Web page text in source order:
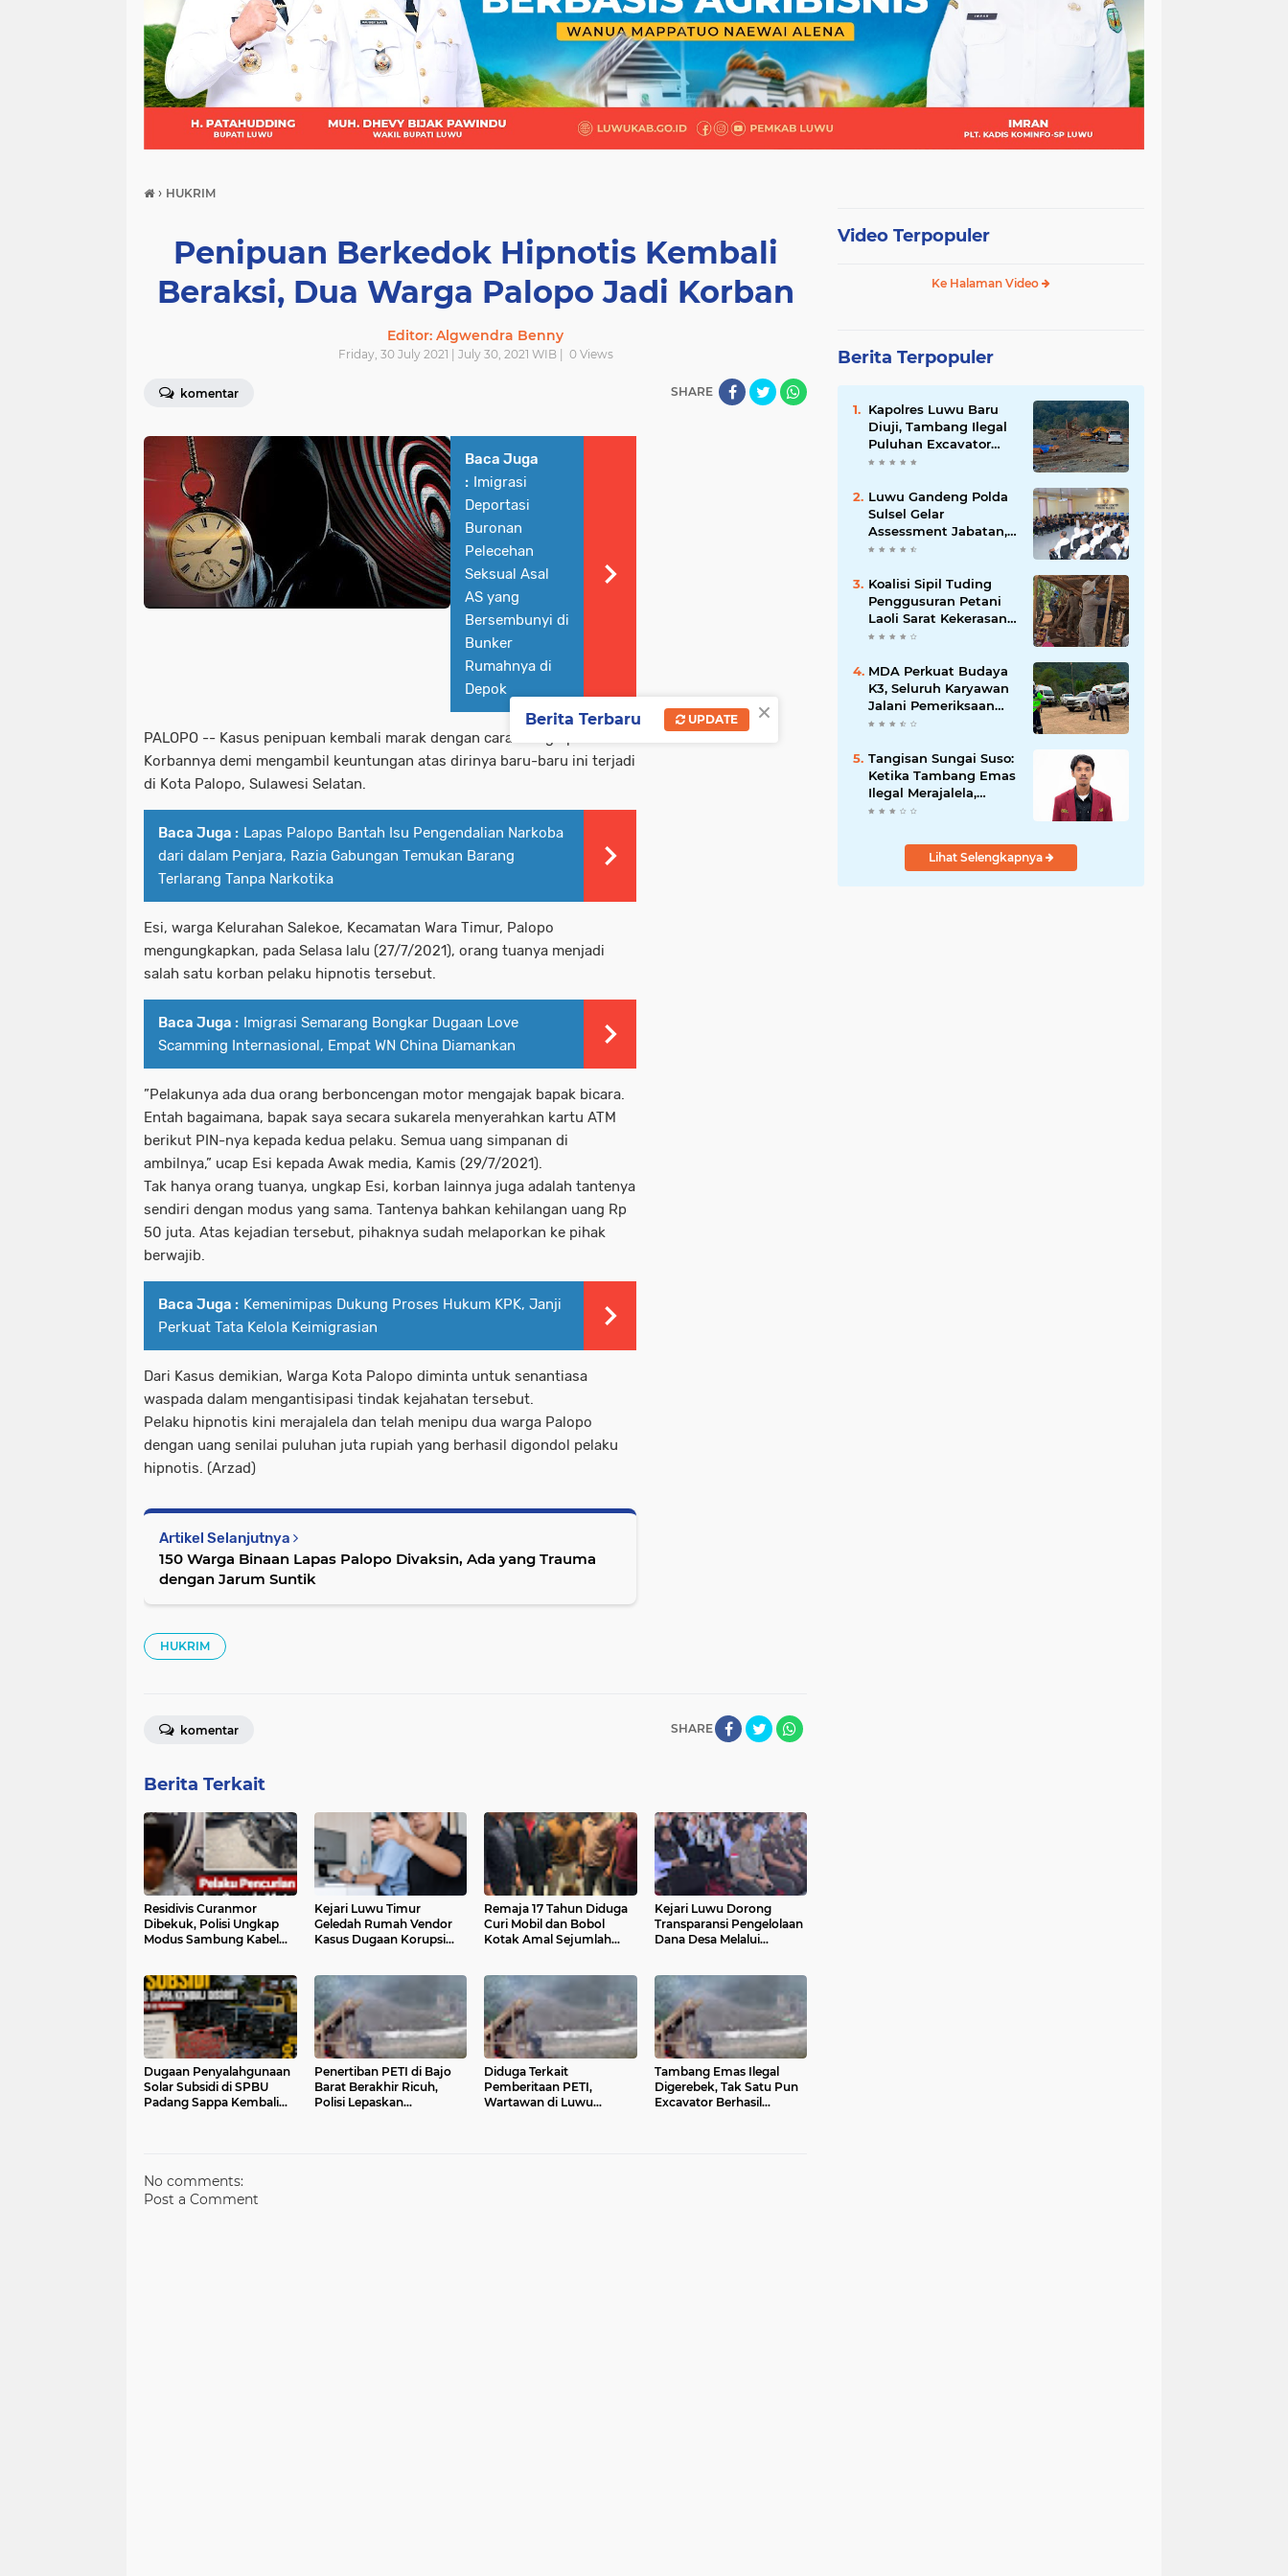
(21) (9) (7)
› HUKRIM
Penipuan Berkedok Hipnotis Kembali
Beraksi, Dua Warga Palopo Jadi Korban
Editor: Algwendra Benny
Friday, 30 July 2021 | July 30, 2021 WIB | 0Views
komentar SHARE
Baca Juga
: Imigrasi
Deportasi
Buronan
Pelecehan
Seksual Asal
AS yang
Bersembunyi di
Bunker
Rumahnya di
Depok
PALOPO -- Kasus penipuan kembali marak dengan cara menghipnotis
Korbannya demi mengambil keuntungan atas dirinya baru-baru ini terjadi
di Kota Palopo, Sulawesi Selatan.
Baca Juga : Lapas Palopo Bantah Isu Pengendalian Narkoba
dari dalam Penjara, Razia Gabungan Temukan Barang
Terlarang Tanpa Narkotika
Esi, warga Kelurahan Salekoe, Kecamatan Wara Timur, Palopo
mengungkapkan, pada Selasa lalu (27/7/2021), orang tuanya menjadi
salah satu korban pelaku hipnotis tersebut.
Baca Juga : Imigrasi Semarang Bongkar Dugaan Love
Scamming Internasional, Empat WN China Diamankan
”Pelakunya ada dua orang berboncengan motor mengajak bapak bicara.
Entah bagaimana, bapak saya secara sukarela menyerahkan kartu ATM
berikut PIN-nya kepada kedua pelaku. Semua uang simpanan di
ambilnya,” ucap Esi kepada Awak media, Kamis (29/7/2021).
Tak hanya orang tuanya, ungkap Esi, korban lainnya juga adalah tantenya
sendiri dengan modus yang sama. Tantenya bahkan kehilangan uang Rp
50 juta. Atas kejadian tersebut, pihaknya sudah melaporkan ke pihak
berwajib.
Baca Juga : Kemenimipas Dukung Proses Hukum KPK, Janji
Perkuat Tata Kelola Keimigrasian
Dari Kasus demikian, Warga Kota Palopo diminta untuk senantiasa
waspada dalam mengantisipasi tindak kejahatan tersebut.
Pelaku hipnotis kini merajalela dan telah menipu dua warga Palopo
dengan uang senilai puluhan juta rupiah yang berhasil digondol pelaku
hipnotis. (Arzad)
Artikel Selanjutnya
150 Warga Binaan Lapas Palopo Divaksin, Ada yang Trauma
dengan Jarum Suntik
HUKRIM
SHARE
komentar
Berita Terkait
Residivis Curanmor
Dibekuk, Polisi Ungkap
Modus Sambung Kabel
Kejari Luwu Timur
Geledah Rumah Vendor
Kasus Dugaan Korupsi
Remaja 17 Tahun Diduga
Curi Mobil dan Bobol
Kotak Amal Sejumlah
Kejari Luwu Dorong
Transparansi Pengelolaan
Dana Desa Melalui
Dugaan Penyalahgunaan
Solar Subsidi di SPBU
Padang Sappa Kembali
Penertiban PETI di Bajo
Barat Berakhir Ricuh,
Polisi Lepaskan
Diduga Terkait
Pemberitaan PETI,
Wartawan di Luwu
Tambang Emas Ilegal
Digerebek, Tak Satu Pun
Excavator Berhasil
No comments:
Post a Comment
Video Terpopuler
Ke Halaman Video
Berita Terpopuler
Kapolres Luwu Baru
Diuji, Tambang Ilegal
Puluhan Excavator
Masih Bebas
Luwu Gandeng Polda
Sulsel Gelar
Assessment Jabatan,
Perkuat Penempatan
Kompetensi
Koalisi Sipil Tuding
Penggusuran Petani
Laoli Sarat Kekerasan,
Desak Hentikan PSN
MDA Perkuat Budaya
K3, Seluruh Karyawan
Jalani Pemeriksaan
Sebelum Bekerja
Tangisan Sungai Suso:
Ketika Tambang Emas
Ilegal Merajalela,
Negara Seolah
Lihat Selengkapnya
×
Berita Terbaru UPDATE